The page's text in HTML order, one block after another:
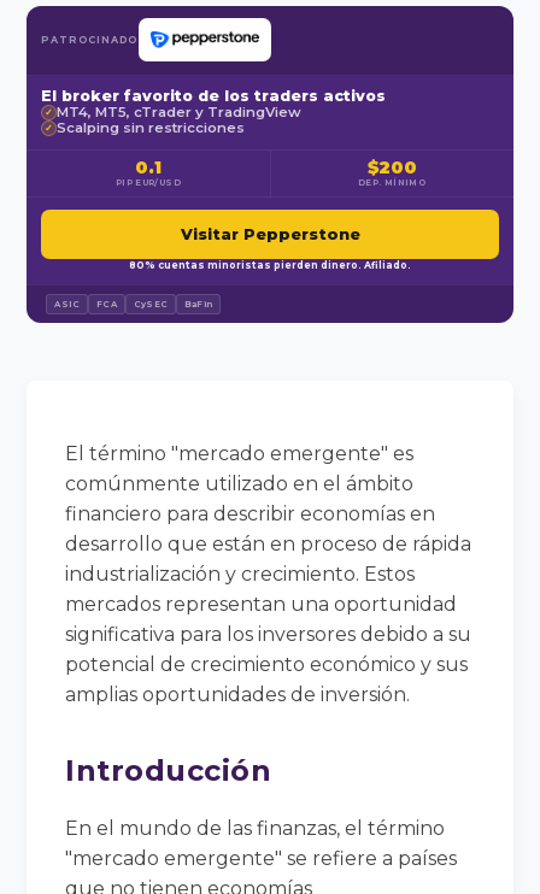
PATROCINADO
El broker favorito de los traders activos
✓ MT4, MT5, cTrader y TradingView
✓ Scalping sin restricciones
0.1
PIP EUR/USD
$200
DEP. MÍNIMO
Visitar Pepperstone
80% cuentas minoristas pierden dinero. Afiliado.
ASIC FCA CySEC BaFin
El término "mercado emergente" es
comúnmente utilizado en el ámbito
financiero para describir economías en
desarrollo que están en proceso de rápida
industrialización y crecimiento. Estos
mercados representan una oportunidad
significativa para los inversores debido a su
potencial de crecimiento económico y sus
amplias oportunidades de inversión.
Introducción
En el mundo de las finanzas, el término
"mercado emergente" se refiere a países
que no tienen economías